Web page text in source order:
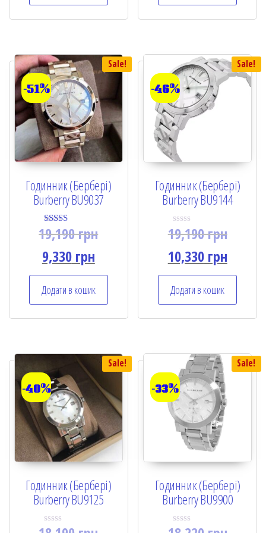
t
f
t
f
Sale!
-51%
Годинник (Бербері)
Burberry BU9037
Rated
5.00
19,190грн
9,330грн
Додати в кошик
Sale!
-46%
Годинник (Бербері)
Burberry BU9144
R
a
e
d
0
o
u
t
f
19,190грн
10,330грн
Додати в кошик
Sale!
-40%
Годинник (Бербері)
Burberry BU9125
R
Sale!
-33%
Годинник (Бербері)
Burberry BU9900
R